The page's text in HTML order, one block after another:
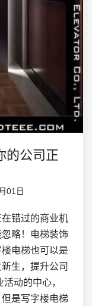
的公司正
01日
错过的商业机
略！电梯装饰
电梯也可以是
生，提升公司
动的中心，
是写字楼电梯